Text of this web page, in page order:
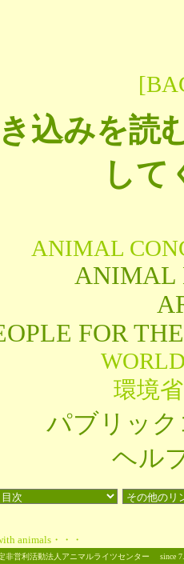
込みを読
して
ANIMAL
ANIMAL
FOR
環境
パブリッ
ヘル
animals・・・
非営利活動法人アニマルライツセンター since